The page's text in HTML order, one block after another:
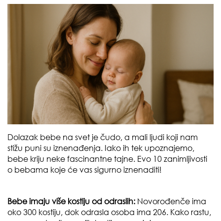
Dolazak bebe na svet je čudo, a mali ljudi koji nam
stižu puni su iznenađenja. Iako ih tek upoznajemo,
bebe kriju neke fascinantne tajne. Evo 10 zanimljivosti
o bebama koje će vas sigurno iznenaditi!
Bebe imaju više kostiju od odraslih: Novorođenče ima
oko 300 kostiju, dok odrasla osoba ima 206. Kako rastu,